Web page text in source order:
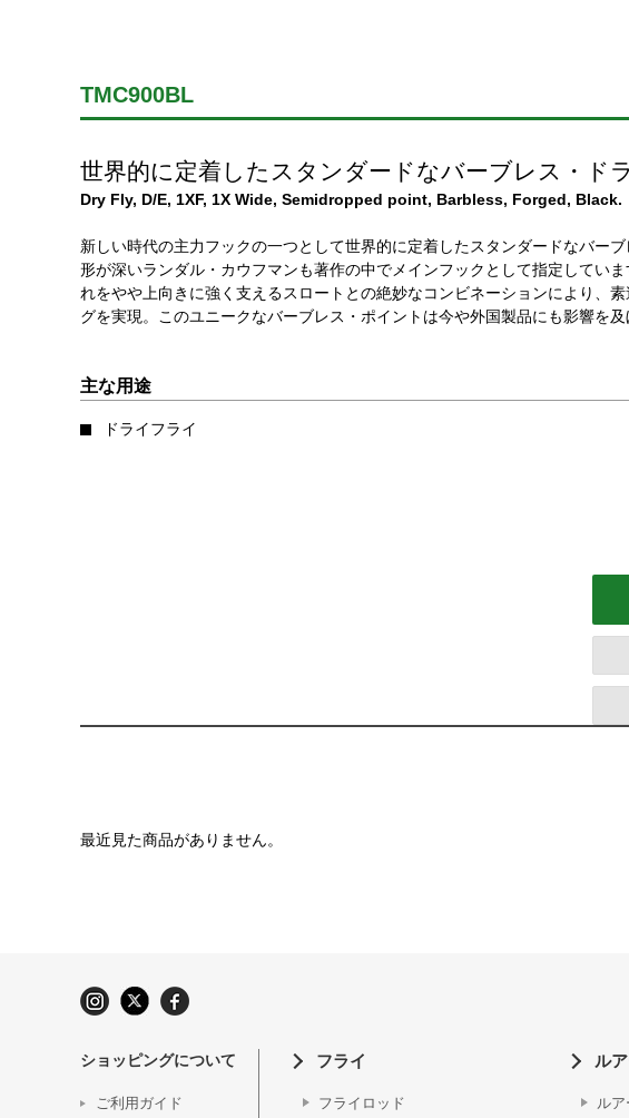
TMC900BL
世界的に定着したスタンダードなバーブレス・ド
Dry Fly, D/E, 1XF, 1X Wide, Semidropped point, Barbless, Forged, Black.
新しい時代の主力フックの一つとして世界的に定着したスタンダードなバー
形が深いランダル・カウフマンも著作の中でメインフックとして指定してい
れをやや上向きに強く支えるスロートとの絶妙なコンビネーションにより、
グを実現。このユニークなバーブレス・ポイントは今や外国製品にも影響を及
主な用途
ドライフライ
最近見た商品がありません。
ショッピングについて
ご利用ガイド
フライ
フライロッド
ル
ルア